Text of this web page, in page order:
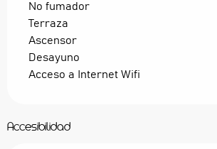
No fumador
Terraza
Ascensor
Desayuno
Acceso a Internet Wifi
Accesibilidad